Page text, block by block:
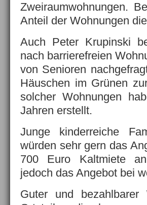
Zweiraumwohnungen.
Anteil der Wohnungen
Auch Peter Krupinski
nach barrierefreien
von Senioren
Häuschen im Grünen
solcher Wohnungen
Jahren erstellt.
Junge kinderreiche
würden sehr gern das
700 Euro Kaltmiete
jedoch das Angebot bei
Guter und